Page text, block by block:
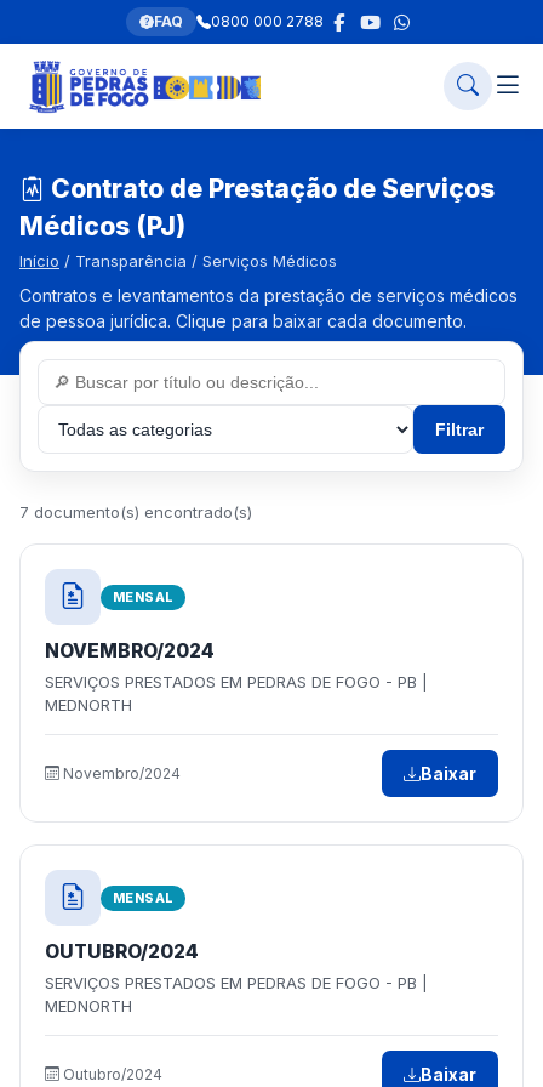
FAQ 0800 000 2788
Contrato de Prestação de Serviços
Médicos (PJ)
Início / Transparência / Serviços Médicos
Contratos e levantamentos da prestação de serviços médicos
de pessoa jurídica. Clique para baixar cada documento.
Filtrar
7 documento(s) encontrado(s)
MENSAL
NOVEMBRO/2024
SERVIÇOS PRESTADOS EM PEDRAS DE FOGO - PB |
MEDNORTH
Novembro/2024 Baixar
MENSAL
OUTUBRO/2024
SERVIÇOS PRESTADOS EM PEDRAS DE FOGO - PB |
MEDNORTH
Outubro/2024 Baixar